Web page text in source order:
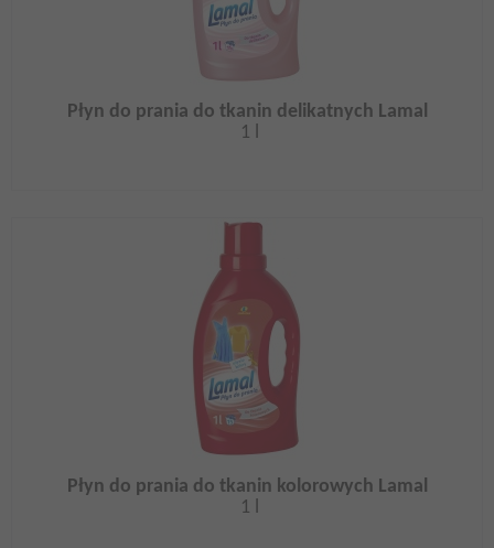
Płyn do prania do tkanin delikatnych Lamal
1 l
Płyn do prania do tkanin kolorowych Lamal
1 l